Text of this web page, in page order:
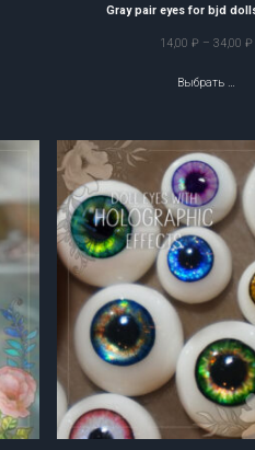
Gray pair eyes for bjd
14,00 ₽ – 34,00 ₽
Выбрать …